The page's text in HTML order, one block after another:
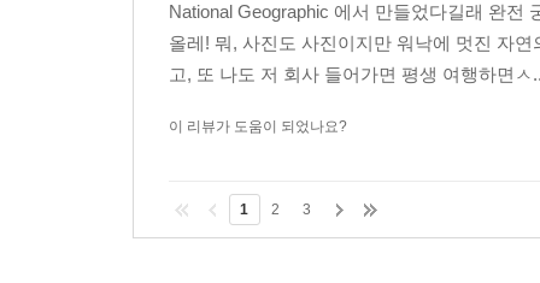
National Geographic 에서 만들었다길래 완전
올레! 뭐, 사진도 사진이지만 워낙에 멋진 자
고, 또 나도 저 회사 들어가면 평생 여행하면
이 리뷰가 도움이 되었나요?
1 2 3